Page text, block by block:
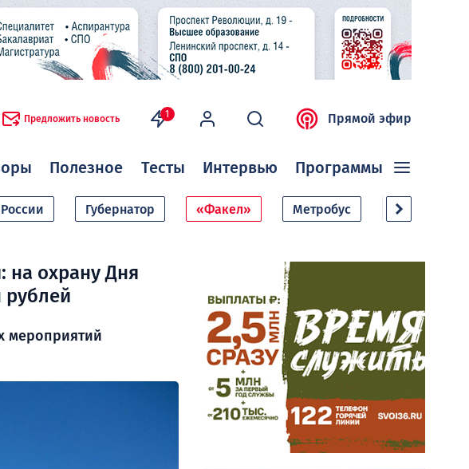
Предложить новость 1 Прямой эфир
Полезное Тесты Интервью Программы
Губернатор «Факел» Метробус Дачный
на охрану Дня
рублей
мероприятий